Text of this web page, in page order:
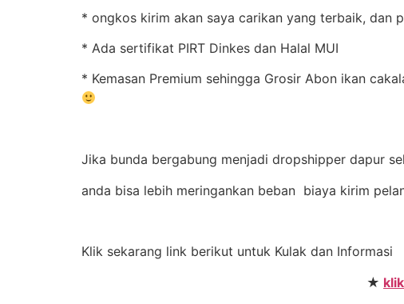
* ongkos kirim akan saya carikan yang terbaik, dan
* Ada sertifikat PIRT Dinkes dan Halal MUI
* Kemasan Premium sehingga Grosir Abon ikan
Jika bunda bergabung menjadi dropshipper dapur
anda bisa lebih meringankan beban biaya kirim
Klik sekarang link berikut untuk Kulak dan Informasi
★